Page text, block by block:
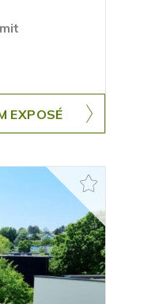
EXPOSÉ